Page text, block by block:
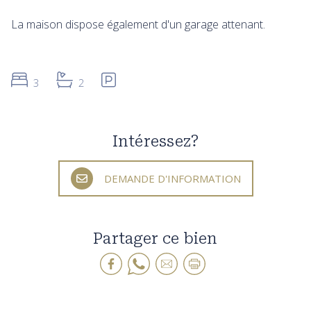
La maison dispose également d'un garage attenant.
3 2
Intéressez?
DEMANDE D'INFORMATION
Partager ce bien